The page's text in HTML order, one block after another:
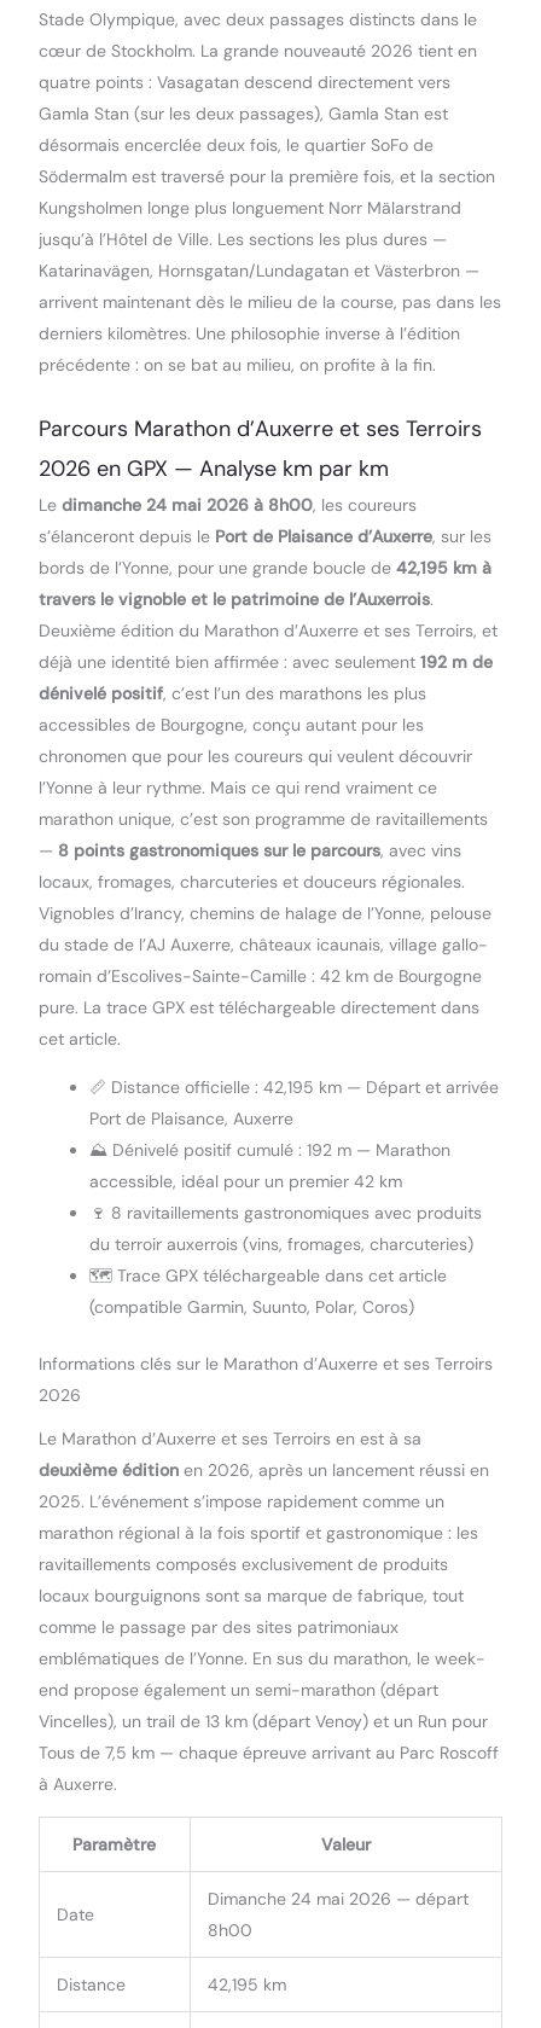
Stade Olympique, avec deux passages distincts dans le
cœur de Stockholm. La grande nouveauté 2026 tient en
quatre points : Vasagatan descend directement vers
Gamla Stan (sur les deux passages), Gamla Stan est
désormais encerclée deux fois, le quartier SoFo de
Södermalm est traversé pour la première fois, et la section
Kungsholmen longe plus longuement Norr Mälarstrand
jusqu’à l’Hôtel de Ville. Les sections les plus dures —
Katarinavägen, Hornsgatan/Lundagatan et Västerbron —
arrivent maintenant dès le milieu de la course, pas dans les
derniers kilomètres. Une philosophie inverse à l’édition
précédente : on se bat au milieu, on profite à la fin.
Parcours Marathon d’Auxerre et ses Terroirs
2026 en GPX — Analyse km par km
Le dimanche 24 mai 2026 à 8h00, les coureurs
s’élanceront depuis le Port de Plaisance d’Auxerre, sur les
bords de l’Yonne, pour une grande boucle de 42,195 km à
travers le vignoble et le patrimoine de l’Auxerrois.
Deuxième édition du Marathon d’Auxerre et ses Terroirs, et
déjà une identité bien affirmée : avec seulement 192 m de
dénivelé positif, c’est l’un des marathons les plus
accessibles de Bourgogne, conçu autant pour les
chronomen que pour les coureurs qui veulent découvrir
l’Yonne à leur rythme. Mais ce qui rend vraiment ce
marathon unique, c’est son programme de ravitaillements
— 8 points gastronomiques sur le parcours, avec vins
locaux, fromages, charcuteries et douceurs régionales.
Vignobles d’Irancy, chemins de halage de l’Yonne, pelouse
du stade de l’AJ Auxerre, châteaux icaunais, village gallo-
romain d’Escolives-Sainte-Camille : 42 km de Bourgogne
pure. La trace GPX est téléchargeable directement dans
cet article.
📏 Distance officielle : 42,195 km — Départ et arrivée
Port de Plaisance, Auxerre
⛰️ Dénivelé positif cumulé : 192 m — Marathon
accessible, idéal pour un premier 42 km
🍷 8 ravitaillements gastronomiques avec produits
du terroir auxerrois (vins, fromages, charcuteries)
🗺️ Trace GPX téléchargeable dans cet article
(compatible Garmin, Suunto, Polar, Coros)
Informations clés sur le Marathon d’Auxerre et ses Terroirs
2026
Le Marathon d’Auxerre et ses Terroirs en est à sa
deuxième éditionen 2026, après un lancement réussi en
2025. L’événement s’impose rapidement comme un
marathon régional à la fois sportif et gastronomique : les
ravitaillements composés exclusivement de produits
locaux bourguignons sont sa marque de fabrique, tout
comme le passage par des sites patrimoniaux
emblématiques de l’Yonne. En sus du marathon, le week-
end propose également un semi-marathon (départ
Vincelles), un trail de 13 km (départ Venoy) et un Run pour
Tous de 7,5 km — chaque épreuve arrivant au Parc Roscoff
à Auxerre.
Paramètre Valeur
Date
Dimanche 24 mai 2026 — départ
8h00
Distance 42,195 km